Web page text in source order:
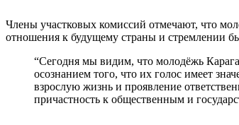
Члены участковых комиссий отмечают, что
отношения к будущему страны и стремлении
“Сегодня мы видим, что молодёжь
осознанием того, что их голос имеет
взрослую жизнь и проявление
причастность к общественным и